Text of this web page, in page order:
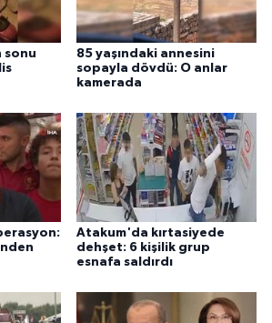
sonu
85 yaşındaki annesini
sopayla dövdü: O anlar
kamerada
Atakum'da kırtasiyede
dehşet: 6 kişilik grup
esnafa saldırdı